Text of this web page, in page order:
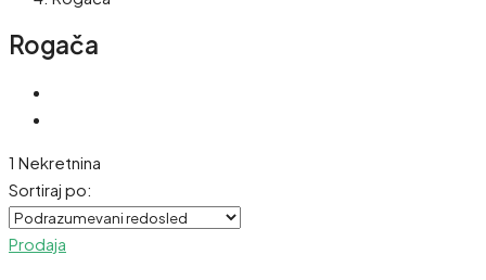
Rogača
1 Nekretnina
Sortiraj po:
Prodaja